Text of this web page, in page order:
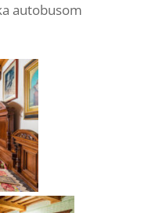
autobusom